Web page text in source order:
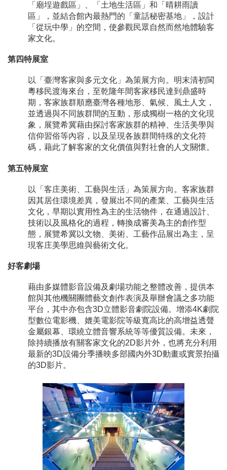
「廟埕遊戲區」、「土地生活區」和「晴耕雨讀
區」，並結合館內最熱門的「童話秘密基地」，設計
「從玩中學」的空間，使參觀民眾自然而然地體驗客
家文化。
第四特展室
以「臺灣客家與多元文化」為策展方向。明末清初閩
粵移民渡海來台，至乾隆年間客家移民達到鼎盛時
期，客家族群順應臺灣各種地形、氣候、風土人文，
並透過與不同族群間的互動，形成獨樹一格的文化現
象，展覽希冀藉由探討客家族群的精神、生活美學與
信仰習俗等內容，以及呈現各族群間特殊的文化符
碼，藉此了解客家的文化價值與對社會的人文關懷。
第五特展室
以「客庄美術、工藝與生活」為策展方向。客家族群
因其居住環境差異，發展出不同的產業、工藝與生活
文化，早期以實用性為主的生活物件，在通過設計、
技術以及風格化的過程，轉換成審美為主的創作型
態，展覽希冀以文物、美術、工藝作品展出為主，呈
現客庄美學思維與藝術文化。
好客劇場
藉由多媒體影音設備及劇場功能之整體改善，提供本
館與其他機關團體藝文創作表演及舉辦會議之多功能
平台，其中亦包含3D立體影音劇院設備。增添4K劇院
型數位電影機、媲美電影院等級寬高比的高增益透聲
金屬銀幕、環繞立體音響系統等等優質設備。未來，
除持續播放有關客家文化的2D影片外，也將充分利用
最新的3D設備分季播映多部國內外3D動畫或實景拍攝
的3D影片。